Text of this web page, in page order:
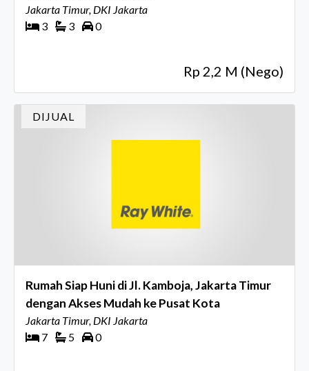
Jakarta Timur, DKI Jakarta
3
3 0
Rp 2,2 M (Nego)
DIJUAL
Rumah Siap Huni di Jl. Kamboja, Jakarta Timur
dengan Akses Mudah ke Pusat Kota
Jakarta Timur, DKI Jakarta
7
5 0